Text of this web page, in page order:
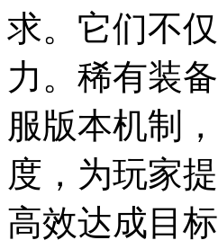
求。它们不
力。稀有装
服版本机制
度，为玩家
高效达成目标